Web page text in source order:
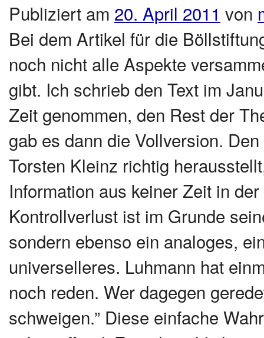
Publiziert am 20. April 2011 von
Bei dem Artikel für die
noch nicht alle Aspekte
gibt. Ich schrieb den Text im
Zeit genommen, den Rest der
gab es dann die Vollversion.
Torsten Kleinz richtig
Information aus keiner Zeit in
Kontrollverlust ist im Grunde
sondern ebenso ein analoges,
universelleres. Luhmann hat
noch reden. Wer dagegen
schweigen.” Diese einfache